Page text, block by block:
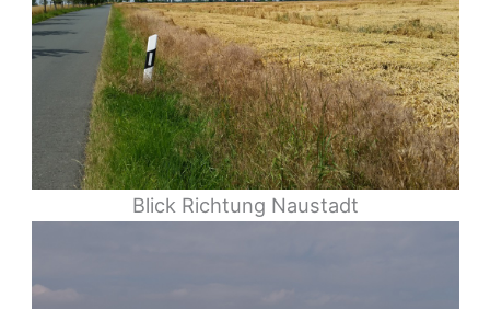
Blick Richtung Naustadt